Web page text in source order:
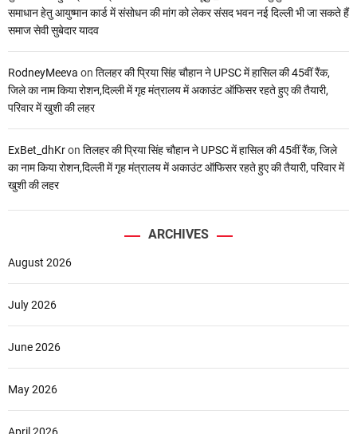
समाधान हेतु आयुष्मान कार्ड में संसोधन की मांग को लेकर संसद भवन नई दिल्ली भी जा सकते हैं
समाज सेवी सुबेदार यादव
RodneyMeeva on तिलहर की प्रिया सिंह चौहान ने UPSC में हासिल की 45वीं रैंक,
जिले का नाम किया रोशन,दिल्ली में गृह मंत्रालय में अकाउंट ऑफिसर रहते हुए की तैयारी,
परिवार में खुशी की लहर
ExBet_dhKron तिलहर की प्रिया सिंह चौहान ने UPSC में हासिल की 45वीं रैंक, जिले
का नाम किया रोशन,दिल्ली में गृह मंत्रालय में अकाउंट ऑफिसर रहते हुए की तैयारी, परिवार में
खुशी की लहर
ARCHIVES
August 2026
July 2026
June 2026
May 2026